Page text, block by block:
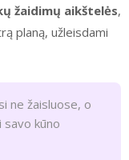
žaidimų aikštelės,
planą, užleisdami
ne žaisluose, o
savo kūno